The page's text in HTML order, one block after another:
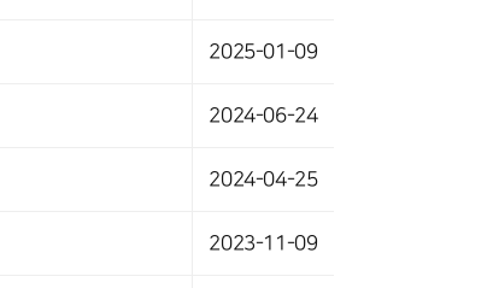
2025-01-09
2024-06-24
2024-04-25
2023-11-09